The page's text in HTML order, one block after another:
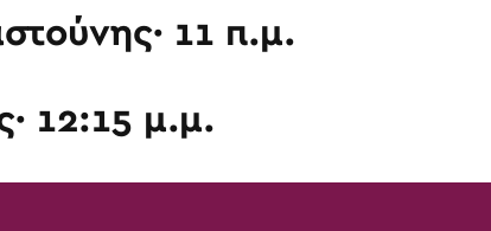
11 π.μ.
12:15 μ.μ.